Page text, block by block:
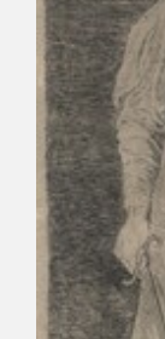
CONTACTO
PROGRAMACIÓN
EXPOSICIONES
ACTIVIDADES
ACTUALIDAD